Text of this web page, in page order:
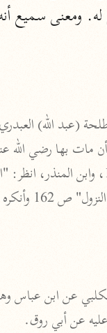
ومعنى سميع
هـ انظر: "أسد الغابة" 3/ 578،